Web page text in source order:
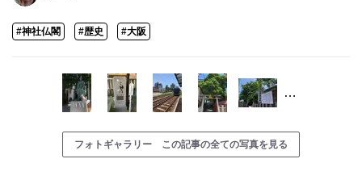
#神社仏閣 #歴史 #大阪
…
フォトギャラリー この記事の全ての写真を見る